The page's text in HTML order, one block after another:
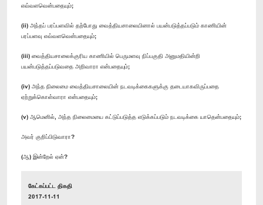
எவ்வளவென்பதையும்;
(ii) அந்தப் பரப்பளவில் தற்போது வைத்தியசாலையினால் பயன்படுத்தப்படும் காணியின்
பரப்பளவு எவ்வளவென்பதையும்;
(iii) வைத்தியசாலைக்குரிய காணியில் பெருமளவு நிப்பகுதி அனுமதியின்றி
பயன்படுத்தப்படுவதை அறிவாரா என்பதையும்;
(iv) அந்த நிலைமை வைத்தியசாலையின் நடவடிக்கைகளுக்கு தடையாகவிருப்பதை
ஏற்றுக்கொள்வாரா என்பதையும்;
(v) ஆமெனில், அந்த நிலைமையை கட்டுப்படுத்த எடுக்கப்படும் நடவடிக்கை யாதென்பதையும்;
அவர் குறிப்பிடுவாரா?
(ஆ) இன்றேல் ஏன்?
கேட்கப்பட்ட திகதி
2017-11-11